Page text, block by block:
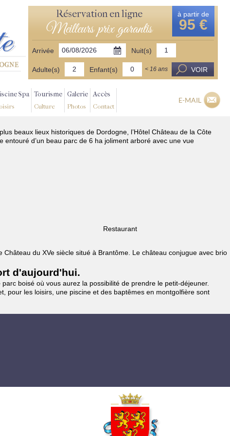
Réservation en ligne
Meilleurs prix garantis
à partir de
95 €
Arrivée Nuit(s)
Adulte(s) Enfant(s) < 16 ans VOIR
Spa Tourisme
Culture
Galerie
Photos
Accès
Contact
E-MAIL
beaux lieux historiques de Dordogne, l’Hôtel Château de la Côte
entouré d’un beau parc de 6 ha joliment arboré avec une vue
Restaurant
du XVe siècle situé à Brantôme. Le château conjugue avec brio
d'aujourd'hui.
boisé où vous aurez la possibilité de prendre le petit-déjeuner.
pour les loisirs, une piscine et des baptêmes en montgolfière sont